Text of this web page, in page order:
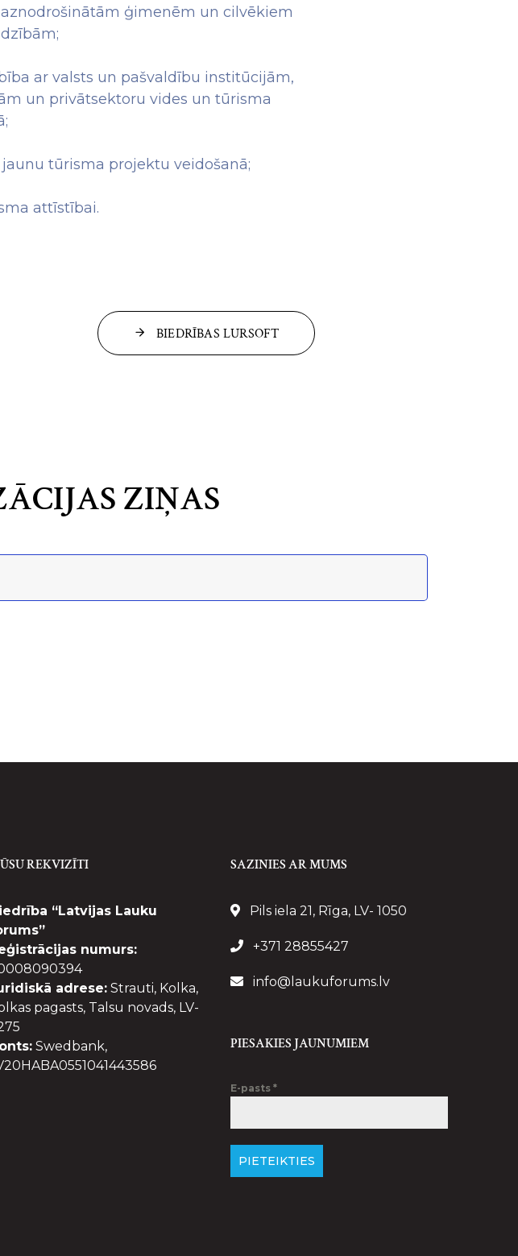
ģimenēm un cilvēkiem
ar valsts un pašvaldību institūcijām,
un privātsektoru vides un tūrisma
tūrisma projektu veidošanā;
attīstībai.
BIEDRĪBAS LURSOFT
ZIŅAS
REKVIZĪTI
“Latvijas Lauku
numurs:
adrese: Strauti, Kolka,
pagasts, Talsu novads, LV-
Swedbank,
SAZINIES AR MUMS
Pils iela 21, Rīga, LV- 1050
+371 28855427
info@laukuforums.lv
PIESAKIES JAUNUMIEM
E-pasts *
PIETEIKTIES